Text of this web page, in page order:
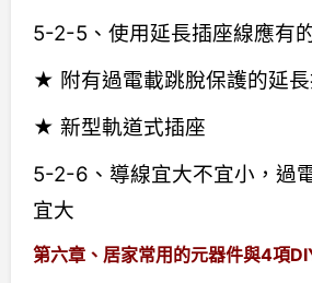
5-2-5、使用延長插座線應有
★ 附有過電載跳脫保護的延
★ 新型軌道式插座
5-2-6、導線宜大不宜小，過
宜大
第六章、居家常用的元器件與4項